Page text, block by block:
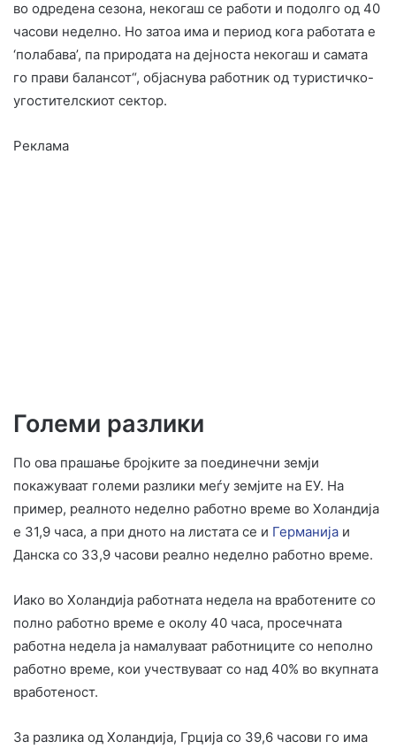
во одредена сезона, некогаш се работи и подолго од 40
часови неделно. Но затоа има и период кога работата е
‘полабава’, па природата на дејноста некогаш и самата
го прави балансот“, објаснува работник од туристичко-
угостителскиот сектор.
Реклама
Големи разлики
По ова прашање бројките за поединечни земји
покажуваат големи разлики меѓу земјите на ЕУ. На
пример, реалното неделно работно време во Холандија
е 31,9 часа, а при дното на листата се и Германија и
Данска со 33,9 часови реално неделно работно време.
Иако во Холандија работната недела на вработените со
полно работно време е околу 40 часа, просечната
работна недела ја намалуваат работниците со неполно
работно време, кои учествуваат со над 40% во вкупната
вработеност.
За разлика од Холандија, Грција со 39,6 часови го има